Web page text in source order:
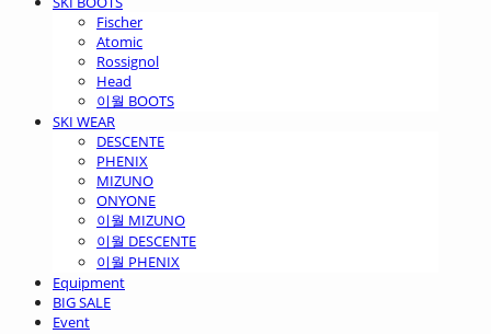
Fischer
Atomic
Rossignol
Head
이월 BOOTS
SKI WEAR
DESCENTE
PHENIX
MIZUNO
ONYONE
이월 MIZUNO
이월 DESCENTE
이월 PHENIX
Equipment
BIG SALE
Event